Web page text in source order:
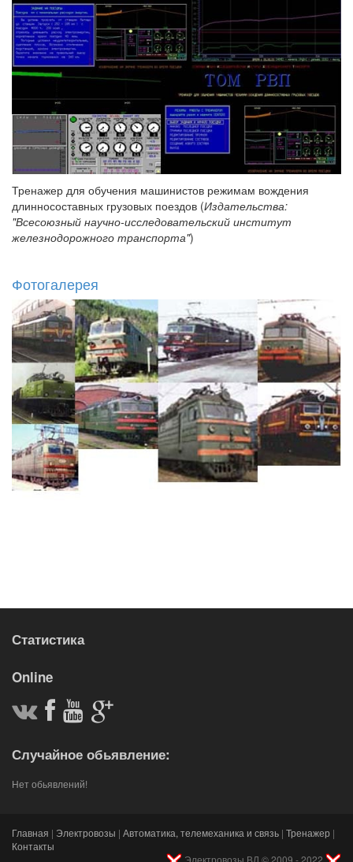
Тренажер для обучения машинистов режимам вождения
длинносоставных грузовых поездов (Издательства:
"Всесоюзный научно-исследовательский институт
железнодорожного транспорта")
Фотогалерея
Статистика
Online
Случайное обьявление:
Нет обьявлений!
Главная | Электровозы | Автоматика, телемеханика и связь | Тренажер |
Контакты
Электровозы ВЛ © 2009 - 2022